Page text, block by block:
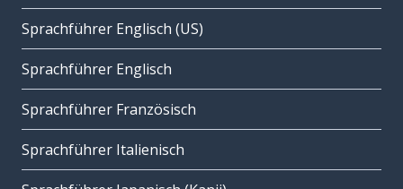
Sprachführer Englisch (US)
Sprachführer Englisch
Sprachführer Französisch
Sprachführer Italienisch